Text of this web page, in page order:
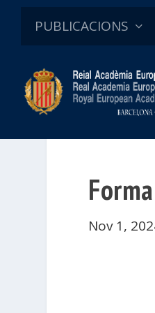
PUBLICACIONS
Nov 1,